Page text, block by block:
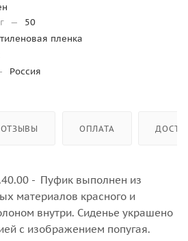
—
50
пленка
Россия
ОТЗЫВЫ ОПЛАТА
- Пуфик выполнен из
материалов красного и
внутри. Сиденье украшено
с изображением попугая.